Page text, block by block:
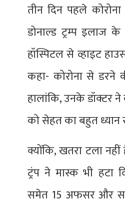
तीन दिन पहले
डोनाल्ड ट्रम्प इलाज
हॉस्पिटल से व्हाइट
कहा- कोरोना से डरने
हालांकि, उनके डॉक्टर ने
को सेहत का बहुत ध्यान
क्योंकि, खतरा टला
ट्रंप ने मास्क भी हटा
समेत 15 अफसर और